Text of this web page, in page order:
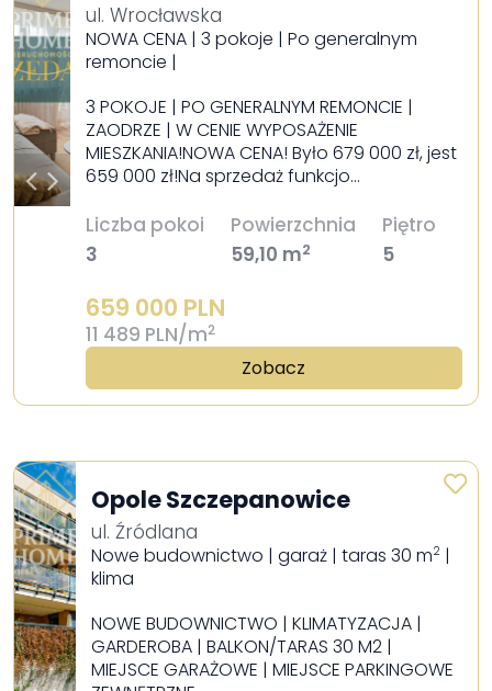
ul. Wrocławska
NOWA CENA | 3 pokoje | Po generalnym
remoncie |
3 POKOJE | PO GENERALNYM REMONCIE |
ZAODRZE | W CENIE WYPOSAŻENIE
MIESZKANIA!NOWA CENA! Było 679 000 zł, jest
659 000 zł!Na sprzedaż funkcjo…
Liczba pokoi
3
Powierzchnia
59,10 m2
Piętro
5
659 000 PLN
11 489 PLN/m2
Zobacz
Opole Szczepanowice
ul. Źródlana
Nowe budownictwo | garaż | taras 30 m2 |
klima
NOWE BUDOWNICTWO | KLIMATYZACJA |
GARDEROBA | BALKON/TARAS 30 M2 |
MIEJSCE GARAŻOWE | MIEJSCE PARKINGOWE